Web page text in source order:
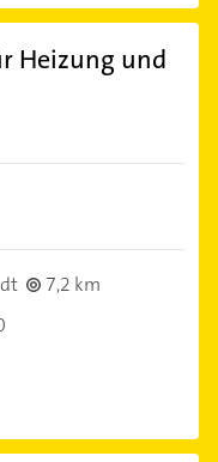
Heizung und
7,2 km